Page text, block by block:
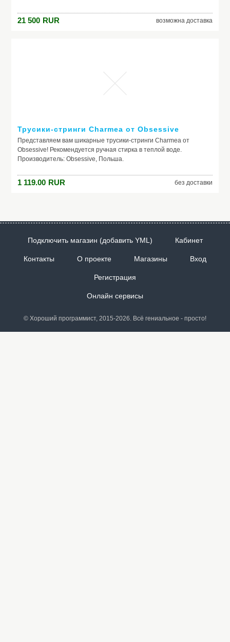
21 500 RUR возможна доставка
Трусики-стринги Charmea от Obsessive
Представляем вам шикарные трусики-стринги Charmea от
Obsessive! Рекомендуется ручная стирка в теплой воде.
Производитель: Obsessive, Польша.
1 119.00 RUR без доставки
Подключить магазин (добавить YML) Кабинет
Контакты О проекте Магазины Вход
Регистрация
Онлайн сервисы
© Хороший программист, 2015-2026. Всё гениальное - просто!